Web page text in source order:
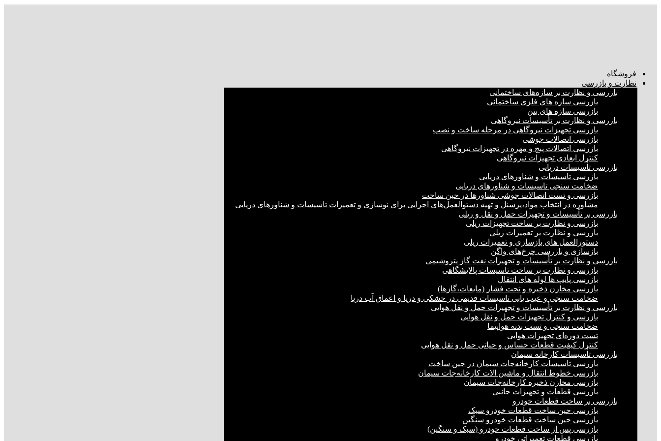
فروشگاه
نظارت و بازرسی
بازرسی و نظارت بر سازه‌های ساختمانی
بازرسی سازه های فلزی ساختمانی
بازرسی سازه های بتن
بازرسی و نظارت بر تأسیسات نیروگاهی
بازرسی تجهیزات نیروگاهی در مرحله ساخت و نصب
بازرسی اتصالات جوشی
بازرسی اتصالات پیچ و مهره در تجهیزات نیروگاهی
کنترل ابعادی تجهیزات نیروگاهی
بازرسی تأسیسات دریایی
بازرسی تاسیسات و شناورهای دریایی
ضخامت سنجی تاسیسات و شناورهای دریایی
بازرسی و تست اتصالات جوشی شناورها در حین ساخت
مشاوره در انتخاب مواد،پرسنل و تهیه دستوالعمل‌های اجرایی برای نوسازی و تعمیرات تاسیسات و شناورهای دریایی
بازرسی بر تأسیسات و تجهیزات حمل و نقل و ریلی
بازرسی و نظارت بر ساخت تجهیزات ریلی
بازرسی و نظارت بر تعمیرات ریلی
دستورالعمل های بازسازی و تعمیرات ریلی
بازسازی و بازرسی چرخ‌های واگن
بازرسی و نظارت بر تأسیسات و تجهیزات نفت گاز پتروشیمی
بازرسی و نظارت بر ساخت تاسیسات پالایشگاهی
بازرسی پایپ ها لوله های انتقال
بازرسی مخازن ذخیره و تحت فشار (مایعات،گازها)
ضخامت سنجی و عیب یابی تاسیسات قدیمی در خشکی و دریا و اعماق آب دریا
بازرسی و نظارت بر تأسیسات و تجهیزات حمل و نقل هوایی
بازرسی و کنترل تجهیزات حمل و نقل هوایی
ضخامت سنجی و تست بدنه هواپیما
تست دوره‌ای تجهیزات هوایی
کنترل کیفیت قطعات حساس و حیاتی حمل و نقل هوایی
بازرسی تأسیسات کارخانه سیمان
بازرسی تاسیسات کارخانه‌جات سیمان در حین ساخت
بازرسی خطوط انتقال و ماشین الات کارخانه‌جات سیمان
بازرسی مخازن ذخیره کارخانه‌جات سیمان
بازرسی قطعات و تجهیزات جانبی
بازرسی بر ساخت قطعات خودرو
بازرسی حین ساخت قطعات خودرو سبک
بازرسی حین ساخت قطعات خودرو سنگین
بازرسی پس از ساخت قطعات خودرو (سبک و سنگین)
بازرسی قطعات تعمیراتی خودرو